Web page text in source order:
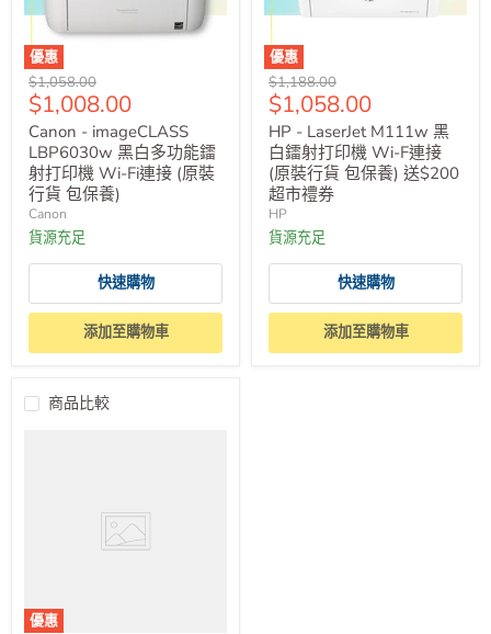
優惠
原
價
$1,058.00
售
價
$1,008.00
Canon - imageCLASS
LBP6030w 黑白多功能鐳
射打印機 Wi-Fi連接 (原裝
行貨 包保養)
Canon
貨源充足
快速購物
添加至購物車
優惠
原
價
$1,188.00
售
價
$1,058.00
HP - LaserJet M111w 黑
白鐳射打印機 Wi-F連接
(原裝行貨 包保養) 送$200
超市禮券
HP
貨源充足
快速購物
添加至購物車
商品比較
優惠